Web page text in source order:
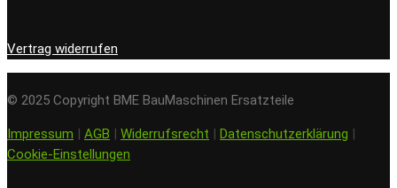
Vertrag widerrufen
© 2025 Copyright BME BauMaschinen Ersatzteile
Impressum | AGB | Widerrufsrecht | Datenschutzerklärung |
Cookie-Einstellungen